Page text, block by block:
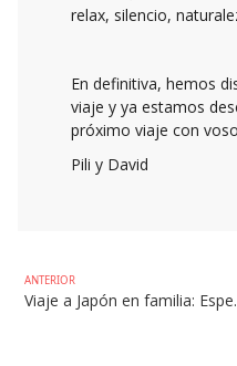
relax, silencio,
En definitiva, hemos
viaje y ya estamos
próximo viaje con
Pili y David
ANTERIOR
Viaje